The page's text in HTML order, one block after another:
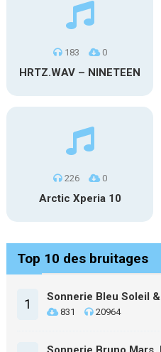
183 0
HRTZ.WAV – NINETEEN
226 0
Arctic Xperia 10
Top 10 des bruitages
1 Sonnerie Bleu Soleil
831 20964